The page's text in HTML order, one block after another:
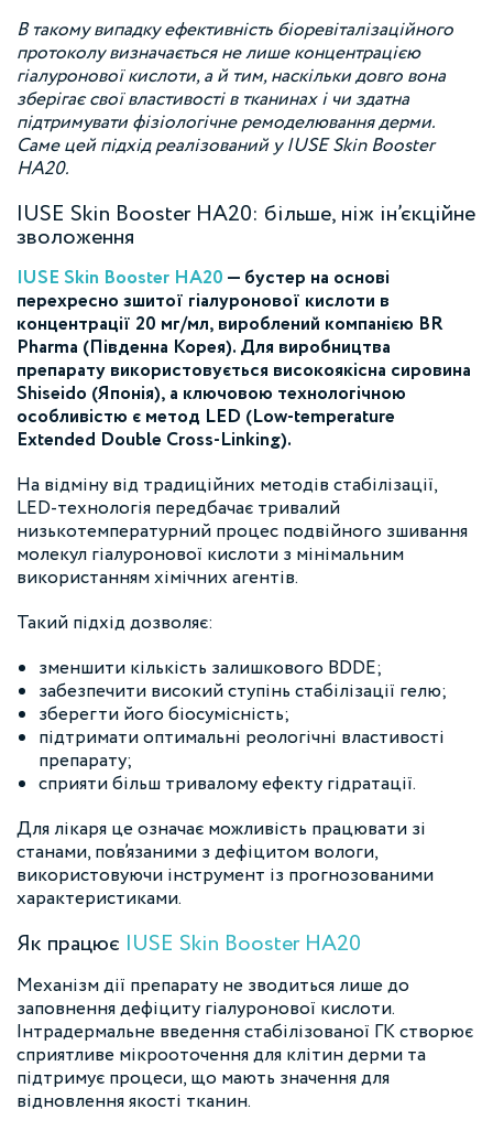
В такому випадку ефективність біоревіталізаційного
протоколу визначається не лише концентрацією
гіалуронової кислоти, а й тим, наскільки довго вона
зберігає свої властивості в тканинах і чи здатна
підтримувати фізіологічне ремоделювання дерми.
Саме цей підхід реалізований у IUSE Skin Booster
HA20.
IUSE Skin Booster HA20: більше, ніж ін’єкційне
зволоження
IUSE Skin Booster HA20 — бустер на основі
перехресно зшитої гіалуронової кислоти в
концентрації 20 мг/мл, вироблений компанією BR
Pharma (Південна Корея). Для виробництва
препарату використовується високоякісна сировина
Shiseido (Японія), а ключовою технологічною
особливістю є метод LED (Low-temperature
Extended Double Cross-Linking).
На відміну від традиційних методів стабілізації,
LED-технологія передбачає тривалий
низькотемпературний процес подвійного зшивання
молекул гіалуронової кислоти з мінімальним
використанням хімічних агентів.
Такий підхід дозволяє:
зменшити кількість залишкового BDDE;
забезпечити високий ступінь стабілізації гелю;
зберегти його біосумісність;
підтримати оптимальні реологічні властивості
препарату;
сприяти більш тривалому ефекту гідратації.
Для лікаря це означає можливість працювати зі
станами, пов’язаними з дефіцитом вологи,
використовуючи інструмент із прогнозованими
характеристиками.
Як працює IUSE Skin Booster HA20
Механізм дії препарату не зводиться лише до
заповнення дефіциту гіалуронової кислоти.
Інтрадермальне введення стабілізованої ГК створює
сприятливе мікрооточення для клітин дерми та
підтримує процеси, що мають значення для
відновлення якості тканин.